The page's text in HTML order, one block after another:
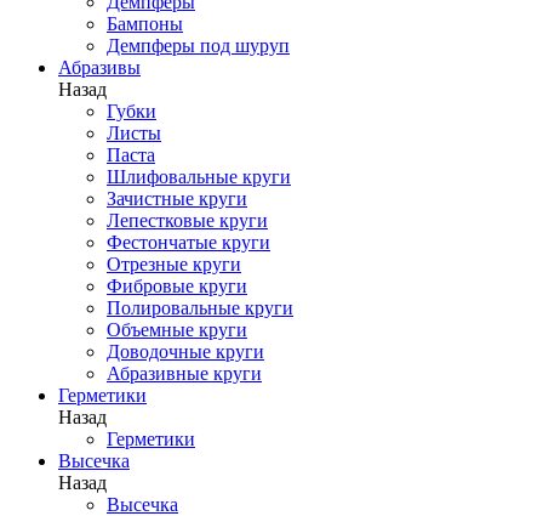
Бампоны
Демпферы под шуруп
Абразивы
Назад
Губки
Листы
Паста
Шлифовальные круги
Зачистные круги
Лепестковые круги
Фестончатые круги
Отрезные круги
Фибровые круги
Полировальные круги
Объемные круги
Доводочные круги
Абразивные круги
Герметики
Назад
Герметики
Высечка
Назад
Высечка